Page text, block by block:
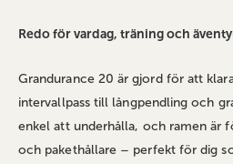
Redo för vardag, träning och
Grandurance 20 är gjord för att
intervallpass till långpendling och
enkel att underhålla, och ramen är
och pakethållare – perfekt för dig